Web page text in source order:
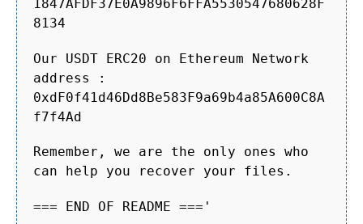
1847AFDF37E0A9896F6FFA5530547680628F
8134
Our USDT ERC20 on Ethereum Network
address :
0xdF0f41d46Dd8Be583F9a69b4a85A600C8A
f7f4Ad
Remember, we are the only ones who
can help you recover your files.
=== END OF README ==='